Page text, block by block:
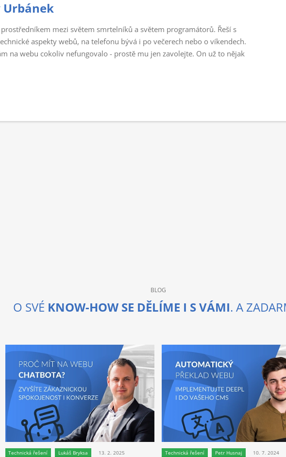
mezi světem smrtelníků a světem programátorů. Řeší s
aspekty webů, na telefonu bývá i po večerech nebo o víkendech.
na webu cokoliv nefungovalo - prostě mu jen zavolejte. On už to nějak
BLOG
O SVÉ KNOW-HOW SE DĚLÍME I S VÁMI. A
Technická řešení Lukáš Bryksa 13. 2. 2025 Technická řešení Petr Husnaj 10. 7. 2024